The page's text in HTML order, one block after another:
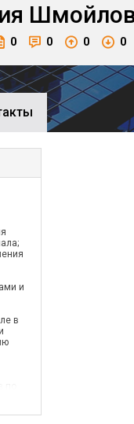
0 0 0 0
и
в